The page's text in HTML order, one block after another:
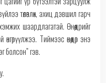
төлөвлөх, ахиц дэвшил гарч
шаардлагатай. Өнөөдрийг
Тиймээс өнөөдөр энэ
болсон” гэв.